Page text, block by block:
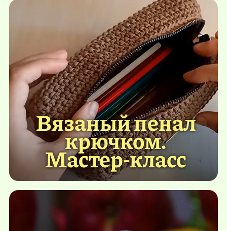
Вязаный пенал
крючком.
Мастер-класс